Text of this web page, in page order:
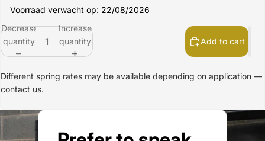
Voorraad verwacht op: 22/08/2026
Decrease
quantity
Increase
quantity
Add to cart
Different spring rates may be available depending on application —
contact us.